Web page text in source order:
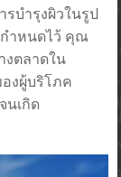
บำรุงผิวในรูป
ำหนดไว้ คุณ
งตลาดใน
งผู้บริโภค
นเกิด